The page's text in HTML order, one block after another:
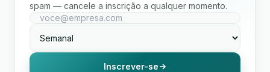
spam — cancele a inscrição a qualquer momento.
Inscrever-se